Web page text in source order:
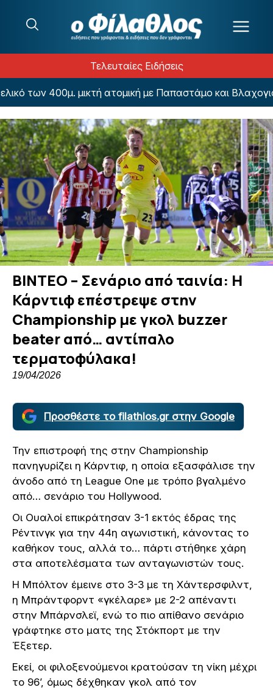
Τελευταίες Ειδήσεις
των 400μ. μικτή ατομική με Παπαστάμο και
ΒΙΝΤΕΟ – Σενάριο από ταινία: Η
Κάρντιφ επέστρεψε στην
Championship με γκολ buzzer
beater από… αντίπαλο
τερματοφύλακα!
19/04/2026
Προσθέστε το filathlos.gr στην Google
Την επιστροφή της στην Championship
πανηγυρίζει η Κάρντιφ, η οποία εξασφάλισε την
άνοδο από τη League One με τρόπο βγαλμένο
από… σενάριο του Hollywood.
Οι Ουαλοί επικράτησαν 3-1 εκτός έδρας της
Ρέντινγκ για την 44η αγωνιστική, κάνοντας το
καθήκον τους, αλλά το… πάρτι στήθηκε χάρη
στα αποτελέσματα των ανταγωνιστών τους.
Η Μπόλτον έμεινε στο 3-3 με τη Χάντερσφιλντ,
η Μπράντφορντ «γκέλαρε» με 2-2 απέναντι
στην Μπάρνσλεϊ, ενώ το πιο απίθανο σενάριο
γράφτηκε στο ματς της Στόκπορτ με την
Έξετερ.
Εκεί, οι φιλοξενούμενοι κρατούσαν τη νίκη μέχρι
το 96’, όμως δέχθηκαν γκολ από τον